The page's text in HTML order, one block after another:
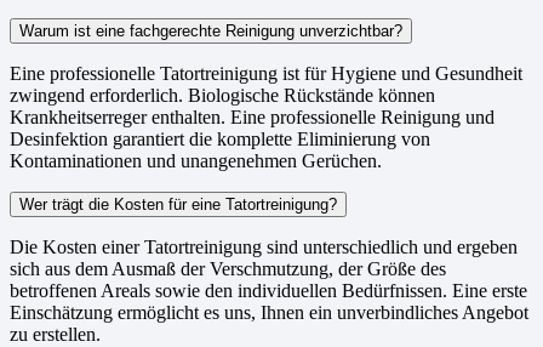
Warum ist eine fachgerechte Reinigung unverzichtbar?
Eine professionelle Tatortreinigung ist für Hygiene und Gesundheit
zwingend erforderlich. Biologische Rückstände können
Krankheitserreger enthalten. Eine professionelle Reinigung und
Desinfektion garantiert die komplette Eliminierung von
Kontaminationen und unangenehmen Gerüchen.
Wer trägt die Kosten für eine Tatortreinigung?
Die Kosten einer Tatortreinigung sind unterschiedlich und ergeben
sich aus dem Ausmaß der Verschmutzung, der Größe des
betroffenen Areals sowie den individuellen Bedürfnissen. Eine erste
Einschätzung ermöglicht es uns, Ihnen ein unverbindliches Angebot
zu erstellen.